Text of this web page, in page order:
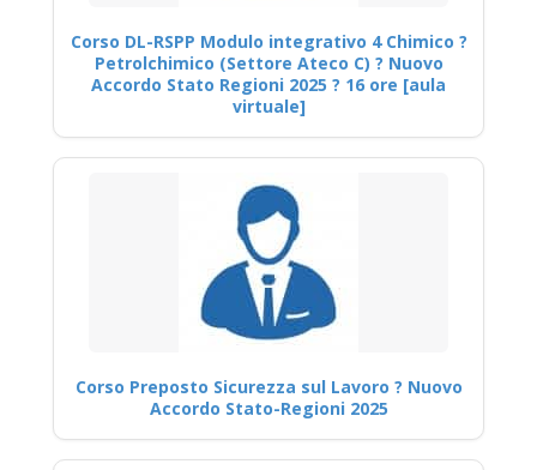
Corso DL-RSPP Modulo integrativo 4 Chimico ?
Petrolchimico (Settore Ateco C) ? Nuovo
Accordo Stato Regioni 2025 ? 16 ore [aula
virtuale]
Corso Preposto Sicurezza sul Lavoro ? Nuovo
Accordo Stato-Regioni 2025